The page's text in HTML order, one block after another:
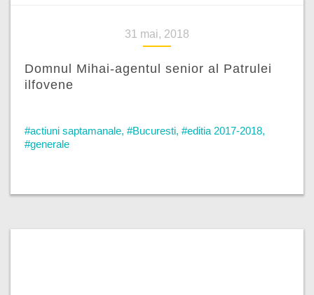
31 mai, 2018
Domnul Mihai-agentul senior al Patrulei
ilfovene
#actiuni saptamanale, #Bucuresti, #editia 2017-2018,
#generale